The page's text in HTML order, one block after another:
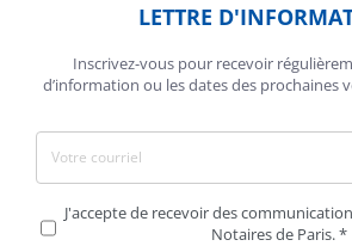
LETTRE
Inscrivez-vous pour recevoir
d’information ou les dates des prochaines
J'accepte de recevoir des
Notaires de Paris.